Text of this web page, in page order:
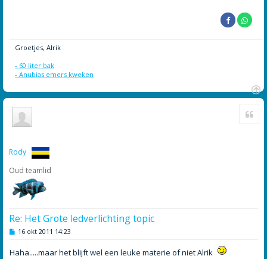
Groetjes, Alrik
- 60 liter bak
- Anubias emers kweken
O
Rody
Oud teamlid
Re: Het Grote ledverlichting topic
B
i
16 okt 2011 14:23
Haha.....maar het blijft wel een leuke materie of niet Alrik